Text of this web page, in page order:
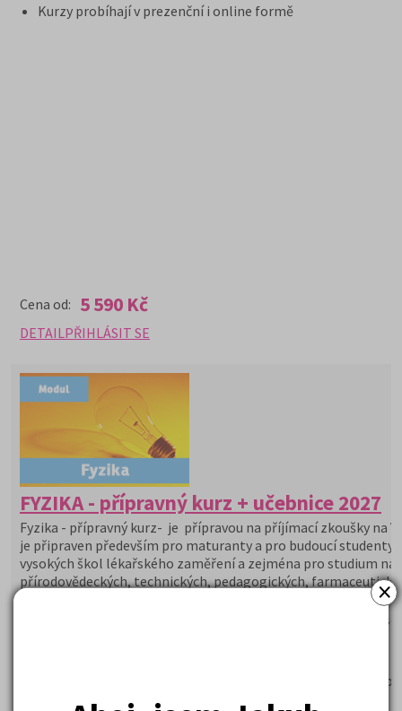
×
Kurzy probíhají v prezenční i online formě
Cena od: 5 590 Kč
DETAILPŘIHLÁSIT SE
FYZIKA - přípravný kurz + učebnice 2027
Fyzika - přípravný kurz- je přípravou na příjímací zkoušky na
je připraven především pro maturanty a pro budoucí studenty
vysokých škol lékařského zaměření a zejména pro studium na
přírodovědeckých, technických, pedagogických,
fakultách a dobře připraví studenty na státní maturitu z fyziky.
Studenti dostanou v rámci kurzu poštou učebnici Fyzika a
Zkušený lektor seznámí studenty s přijímacím řízením a